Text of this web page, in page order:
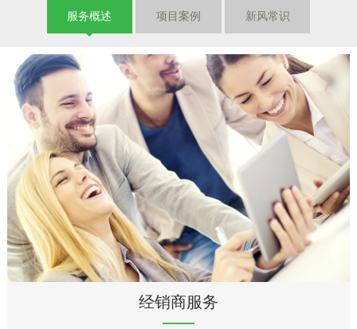
1
服务概述 项目案例 新风常识
经销商服务